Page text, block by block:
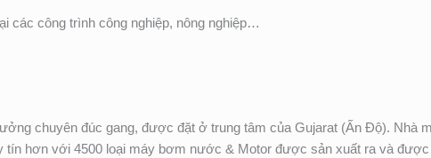
các công trình công nghiệp, nông nghiệp…
chuyên đúc gang, được đặt ở trung tâm của Gujarat (Ấn Độ). Nhà
hơn với 4500 loại máy bơm nước & Motor được sản xuất ra và được